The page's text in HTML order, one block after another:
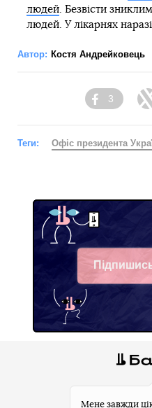
людей. Безвісти
людей. У лікарнях
Автор: Костя Андрейковець
Facebook
3
Теги: Офіс президента
Facebook
Мене завжди